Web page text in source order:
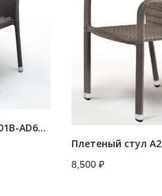
Плетеный стул A2001B-AD69 Brown
8,500 ₽